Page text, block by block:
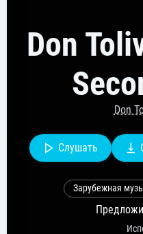
Don
Don
Слушать
Зарубежная